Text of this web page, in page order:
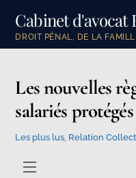
content
Cabinet d'avocat
DROIT PÉNAL, DE LA
Les nouvelles
salariés protégés
Les plus lus Relation
Menu